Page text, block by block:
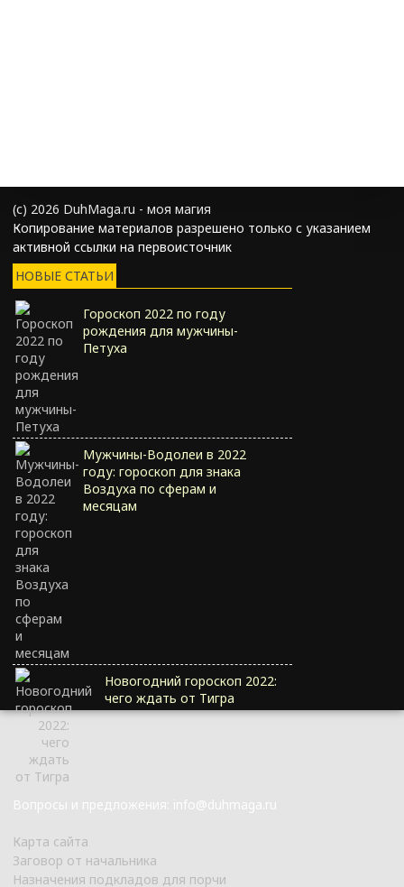
(с) 2026 DuhMaga.ru - моя магия
Копирование материалов разрешено только с указанием
активной ссылки на первоисточник
НОВЫЕ СТАТЬИ
Гороскоп 2022 по году
рождения для мужчины-
Петуха
Мужчины-Водолеи в 2022
году: гороскоп для знака
Воздуха по сферам и
месяцам
Новогодний гороскоп 2022:
чего ждать от Тигра
Вопросы и предложения: info@duhmaga.ru
Карта сайта
Заговор от начальника
Назначения подкладов для порчи